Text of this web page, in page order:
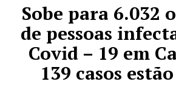
Sobe para 6.032
de pessoas
Covid – 19 em
139 casos